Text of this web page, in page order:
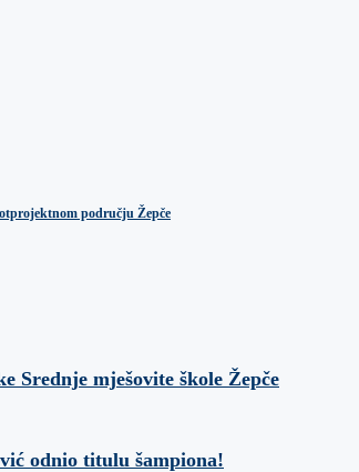
području Žepče
Srednje mješovite škole Žepče
odnio titulu šampiona!